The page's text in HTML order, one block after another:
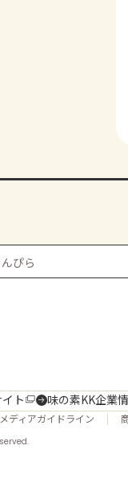
ぴら
ト 味の素KK企業
ディアガイドライン